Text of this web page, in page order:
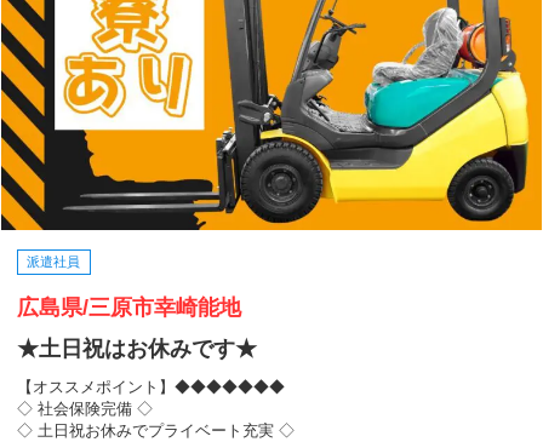
派遣社員
広島県/三原市幸崎能地
★土日祝はお休みです★
【オススメポイント】◆◆◆◆◆◆◆
◇ 社会保険完備 ◇
◇ 土日祝お休みでプライベート充実 ◇